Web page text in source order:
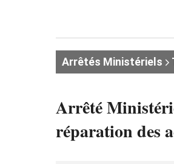
Arrêtés Ministériels
Arrêté
réparation des